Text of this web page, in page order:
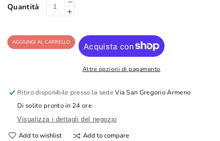
Quantità
quantità
Gobbo
Corno
Aumenta
per
Gobbo
Classico
Cm
AGGIUNGI AL CARRELLO
Altre opzioni di pagamento
Ritiro disponibile presso la sedeVia San Gregorio Armeno
Di solito pronto in 24 ore
Visualizza i dettagli del negozio
Add to wishlist Add to compare